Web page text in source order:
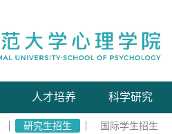
人才培养 科学研究
研究生招生 国际学生招生